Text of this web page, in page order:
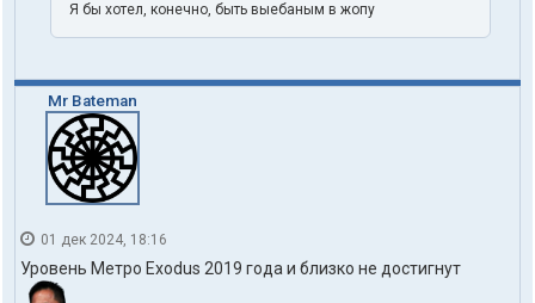
Я бы хотел, конечно, быть выебаным в жопу
Mr Bateman
01 дек 2024, 18:16
Уровень Метро Exodus 2019 года и близко не достигнут